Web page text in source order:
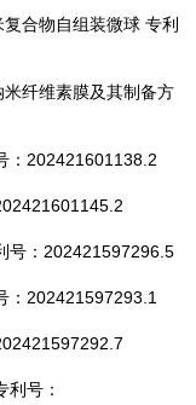
合物自组装微球 专利
纤维素膜及其制备方
：202421601138.2
号：202421597296.5
：202421597293.1
号：